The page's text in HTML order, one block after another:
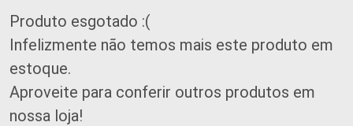
Produto esgotado :(
Infelizmente não temos mais este produto em
estoque.
Aproveite para conferir outros produtos em
nossa loja!